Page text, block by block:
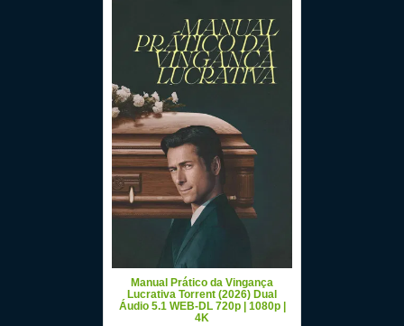
Manual Prático da Vingança
Lucrativa Torrent (2026) Dual
Áudio 5.1 WEB-DL 720p | 1080p |
4K